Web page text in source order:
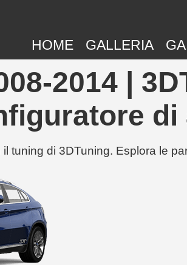
HOME GALLERIA
2014 |
di
tuning di 3DTuning. Esplora le